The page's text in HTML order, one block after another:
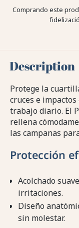
Comprando este
Description
Protege la
cruces e
trabajo diario. El
rellena
las campanas
Protección
Acolchado
irritaciones.
Diseño
sin molestar.